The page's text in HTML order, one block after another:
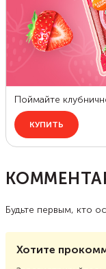
Будьте первым, кто
Хотите